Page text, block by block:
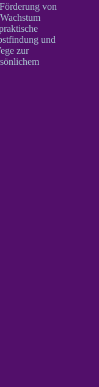
von
und
zur